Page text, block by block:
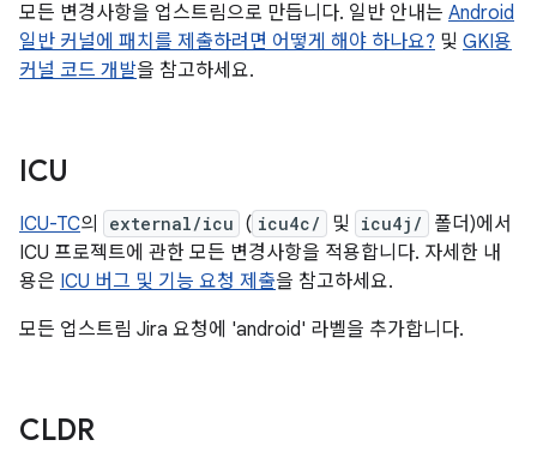
모든 변경사항을 업스트림으로 만듭니다. 일반 안내는 Android
일반 커널에 패치를 제출하려면 어떻게 해야 하나요? 및 GKI용
커널 코드 개발을 참고하세요.
ICU
ICU-TC의 external/icu ( icu4c/ 및 icu4j/
폴더)에서
ICU 프로젝트에 관한 모든 변경사항을 적용합니다. 자세한 내
용은 ICU 버그 및 기능 요청 제출을 참고하세요.
모든 업스트림 Jira 요청에 'android' 라벨을 추가합니다.
CLDR